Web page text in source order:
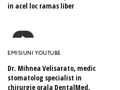
in acel loc ramas liber
EMISIUNI YOUTUBE
Dr. Mihnea Velisarato, medic
stomatolog specialist in
chirurgie orala DentalMed,